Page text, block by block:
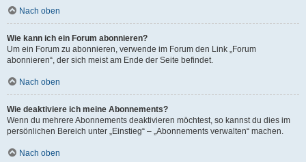
Nach oben
Wie kann ich ein Forum abonnieren?
Um ein Forum zu abonnieren, verwende im Forum den Link „Forum
abonnieren“, der sich meist am Ende der Seite befindet.
Nach oben
Wie deaktiviere ich meine Abonnements?
Wenn du mehrere Abonnements deaktivieren möchtest, so kannst du dies im
persönlichen Bereich unter „Einstieg“ – „Abonnements verwalten“ machen.
Nach oben